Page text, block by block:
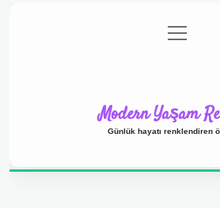
Gizlilik Politikası
menüyü
aç
Modern Yaşam
Günlük hayatı renklendiren